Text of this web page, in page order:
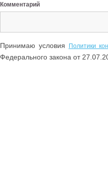
Комментарий
Принимаю условия Политики
Федерального закона от